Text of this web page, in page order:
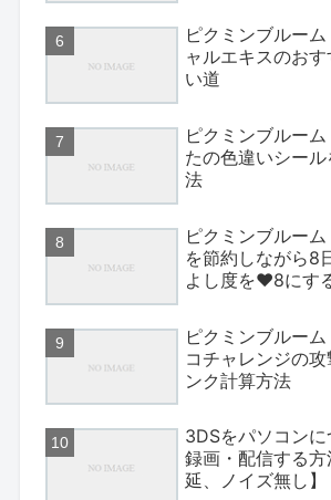
ピクミンブルー
ャルエキスのお
い道
ピクミンブルー
たの色違いシー
法
ピクミンブルー
を節約しながら8
よし度を♥8にす
ピクミンブルー
コチャレンジの攻
ンク計算方法
3DSをパソコン
録画・配信する方
延、ノイズ無し】